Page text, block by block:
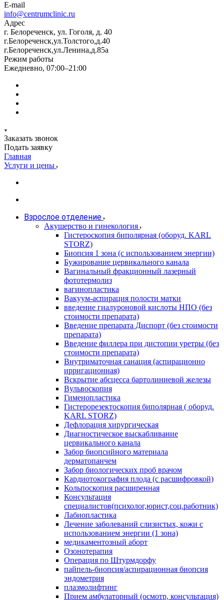
E-mail
info@centrumclinic.ru
Адрес
г. Белореченск, ул. Гоголя, д. 40
г.Белореченск,ул.Толстого,д.40
г.Белореченск,ул.Ленина,д.85а
Режим работы
Ежедневно, 07:00–21:00
Заказать звонок
Подать заявку
Главная
Услуги и цены
Взрослое отделение
Акушерство и гинекология
Гистероскопия биполярная (оборуд. KARL
STORZ)
Биопсия 1 зона (с использованием энергии)
Бужирование цервикального канала
Вагинальный фракционный лазерный
фототермолиз
вагинопластика
Вакуум-аспирация полости матки
введение гиалуроновой кислоты НПО (без
стоимости препарата)
Введение препарата Диспорт (без стоимости
препарата)
Введение филлера при дистопии уретры (без
стоимости препарата)
Внутриматочная санация (аспирационно
ирригационная)
Вскрытие абсцесса бартолиниевой железы
Вульвоскопия
Гименопластика
Гистерорезектоскопия биполярная ( оборуд.
KARL STORZ)
Дефлорация хирургическая
Диагностическое выскабливание
цервикального канала
Забор биопсийного материала
дерматопанчем
Забор биологических проб врачом
Кардиотокография плода (с расшифровкой)
Кольпоскопия расширенная
Консультация
специалистов(психолог,юрист,соц.работник)
Лабиопластика
Лечение заболеваний слизистых, кожи с
использованием энергии (1 зона)
медикаментозный аборт
Озонотерапия
Операция по Штурмдорфу
пайпель-биопсия/аспирационная биопсия
эндометрия
плазмолифтинг
Прием амбулаторный (осмотр, консультация)